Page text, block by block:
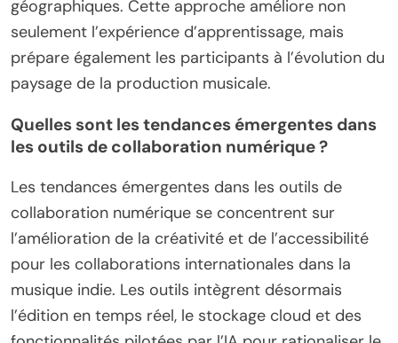
ce qui peut améliorer les résultats des projets et
renforcer les partenariats.
Les ateliers et opportunités éducatives utilisent
techniques collaboratives, montrant comment la
technologie peut combler les barrières
géographiques. Cette approche améliore non
seulement l’expérience d’apprentissage, mais
prépare également les participants à l’évolution du
paysage de la production musicale.
Quelles sont les tendances émergentes dans
les outils de collaboration numérique ?